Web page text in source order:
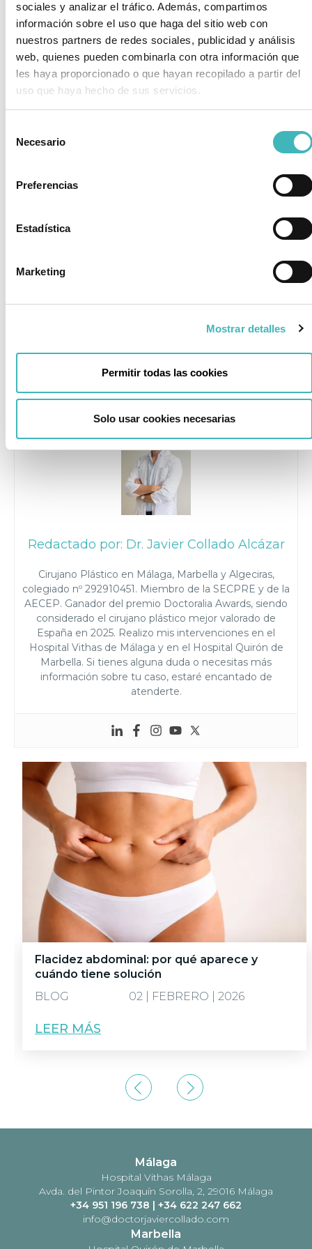
sociales y analizar el tráfico. Además, compartimos
información sobre el uso que haga del sitio web con
nuestros partners de redes sociales, publicidad y análisis
web, quienes pueden combinarla con otra información que
les haya proporcionado o que hayan recopilado a partir del
uso que haya hecho de sus servicios.
Necesario
Preferencias
Estadística
Marketing
Mostrar detalles
Permitir todas las cookies
Solo usar cookies necesarias
necesario
que el paciente se quede más tiempo.
– Analgésicos y antibióticos recomendados por el
cirujano, evitando ciertas molestias, sobretodo en
las
primeras horas después de la operación.
ejercicios intensos, al menos en los primeros 2
– Faja compresiva para disminuir los hematomas y
– Visitas periódicas al cirujano tras la intervención.
te atenderemos sin ningún compromiso en el 951
196 738 – 622 247 662.
Redactado por: Dr. Javier Collado Alcázar
Cirujano Plástico en Málaga, Marbella y Algeciras,
colegiado nº 292910451. Miembro de la SECPRE y de la
AECEP. Ganador del premio Doctoralia Awards, siendo
considerado el cirujano plástico mejor valorado de
España en 2025. Realizo mis intervenciones en el
Hospital Vithas de Málaga y en el Hospital Quirón de
Marbella. Si tienes alguna duda o necesitas más
información sobre tu caso, estaré encantado de
atenderte.
Flacidez abdominal: por qué aparece y
cuándo tiene solución
BLOG
02 | FEBRERO | 2026
LEER MÁS
Málaga
Hospital Vithas Málaga
Avda. del Pintor Joaquín Sorolla, 2, 29016 Málaga
+34 951 196 738 | +34 622 247 662
info@doctorjaviercollado.com
Marbella